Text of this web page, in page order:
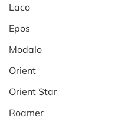
Laco
Epos
Modalo
Orient
Orient Star
Roamer